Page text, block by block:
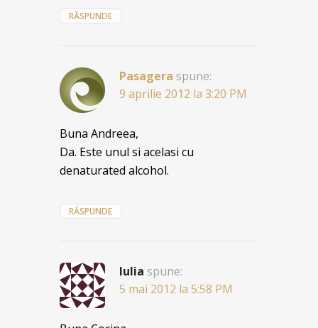
RĂSPUNDE
Pasagera spune:
9 aprilie 2012 la 3:20 PM
Buna Andreea,
Da. Este unul si acelasi cu
denaturated alcohol.
RĂSPUNDE
Iulia spune:
5 mai 2012 la 5:58 PM